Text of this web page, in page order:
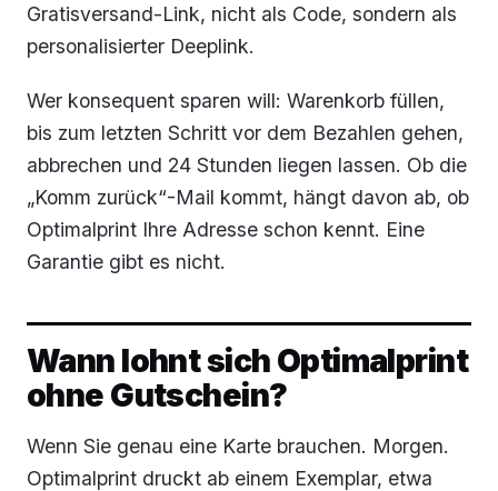
Gratisversand-Link, nicht als Code, sondern als
personalisierter Deeplink.
Wer konsequent sparen will: Warenkorb füllen,
bis zum letzten Schritt vor dem Bezahlen gehen,
abbrechen und 24 Stunden liegen lassen. Ob die
„Komm zurück“-Mail kommt, hängt davon ab, ob
Optimalprint Ihre Adresse schon kennt. Eine
Garantie gibt es nicht.
Wann lohnt sich Optimalprint
ohne Gutschein?
Wenn Sie genau eine Karte brauchen. Morgen.
Optimalprint druckt ab einem Exemplar, etwa